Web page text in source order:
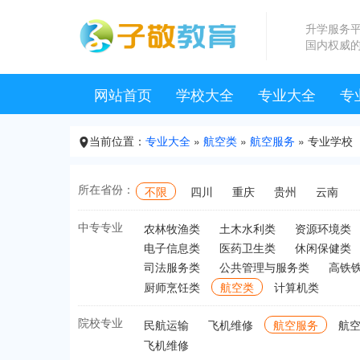
升学服务
国内权威
网站首页 学校大全 专业大全 专
当前位置： 专业大全 » 航空类 » 航空服务 » 专业学校
所在省份： 不限 四川 重庆 贵州 云南
中专专业 农林牧渔类 土木水利类
资源环境类
电子信息类
医药卫生类
休闲保健类
司法服务类
公共管理与服务类
高铁
厨师烹饪类
航空类 计算机类
院校专业 民航运输 飞机维修 航空服务
航
飞机维修